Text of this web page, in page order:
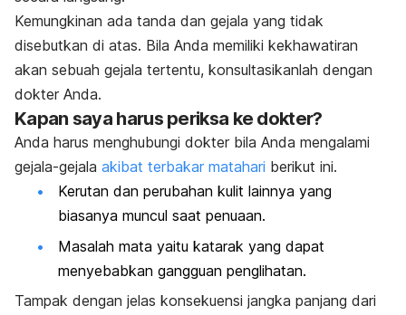
Kemungkinan ada tanda dan gejala yang tidak
disebutkan di atas. Bila Anda memiliki kekhawatiran
akan sebuah gejala tertentu, konsultasikanlah dengan
dokter Anda.
Kapan saya harus periksa ke dokter?
Anda harus menghubungi dokter bila Anda mengalami
gejala-gejala akibat terbakar matahari berikut ini.
Kerutan dan perubahan kulit lainnya yang
biasanya muncul saat penuaan.
Masalah mata yaitu katarak yang dapat
menyebabkan gangguan penglihatan.
Tampak dengan jelas konsekuensi jangka panjang dari